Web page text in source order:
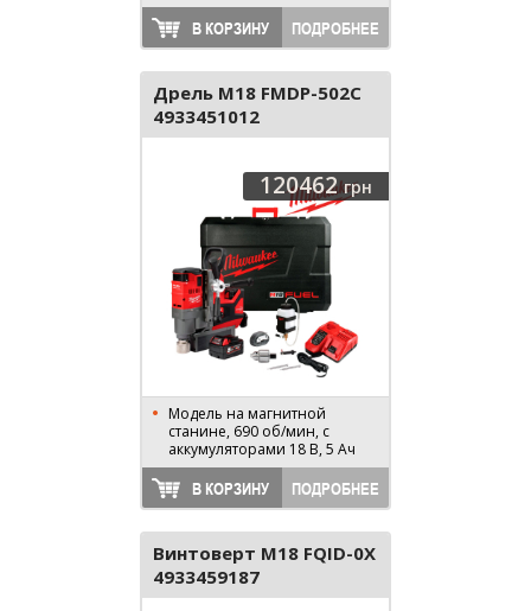
В КОРЗИНУ ПОДРОБНЕЕ
Дрель M18 FMDP-502C
4933451012
120462грн
Модель на магнитной
станине, 690 об/мин, с
аккумуляторами 18 В, 5 Ач
В КОРЗИНУ ПОДРОБНЕЕ
Винтоверт M18 FQID-0X
4933459187